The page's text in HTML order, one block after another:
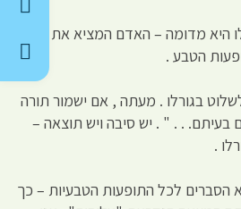
היא מדומה – האדם המציא את
הטבע .
בגורלו . מעתה , אם ישמור תורה
בעיתם. . . " . יש סיבה ויש תוצאה –
.
לכל התופעות הטבעיות – כך